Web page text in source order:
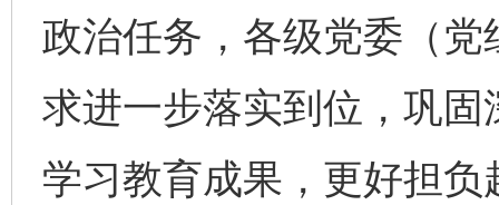
政治任务，各级党委（
求进一步落实到位，巩
学习教育成果，更好担
完善运行机制助力责任有效落实 一纸欠